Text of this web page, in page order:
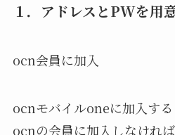
１．アドレスとPWを用
ocn会員に加入
ocnモバイルoneに加入する
ocnの会員に加入しなけれ